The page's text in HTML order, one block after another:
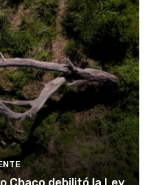
Chaco debilitó la Ley